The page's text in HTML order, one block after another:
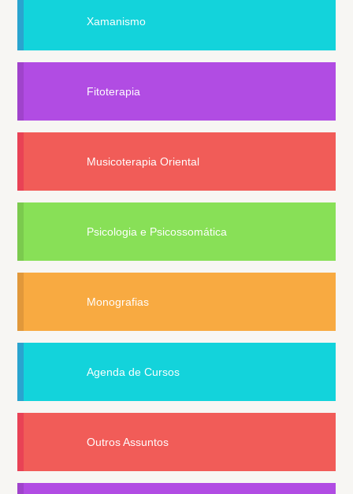
Xamanismo
Fitoterapia
Musicoterapia Oriental
Psicologia e Psicossomática
Monografias
Agenda de Cursos
Outros Assuntos